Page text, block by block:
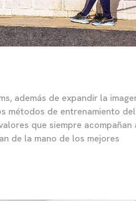
además de expandir la
métodos de entrenamiento del
que siempre acompañan
de la mano de los mejores